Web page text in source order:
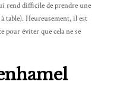
rend difficile de prendre une
table). Heureusement, il est
pour éviter que cela ne se